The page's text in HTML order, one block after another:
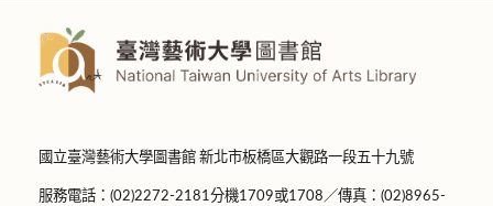
國立臺灣藝術大學圖書館 新北市板橋區大觀路一段五十九號
服務電話：(02)2272-2181分機1709或1708／傳真：(02)8965-